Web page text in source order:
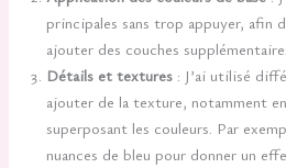
principales sans trop appuyer, afin
ajouter des couches
Détails et textures : J’ai utilisé
ajouter de la texture, notamment
superposant les couleurs. Par
nuances de bleu pour donner un